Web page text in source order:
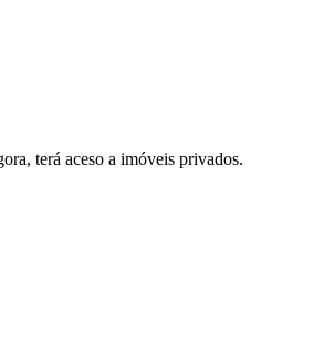
terá aceso a imóveis privados.